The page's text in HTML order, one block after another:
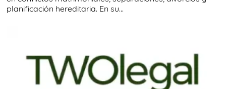
planificación hereditaria. En su...